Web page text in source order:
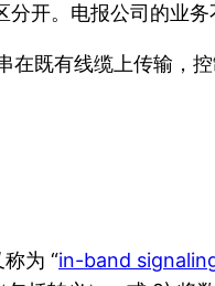
开。电报公司的业务
在既有线缆上传输，
为 “in-band